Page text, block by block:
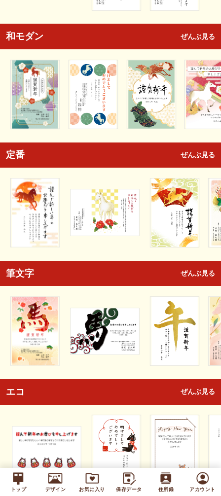
トップ デザイン お気に入り 保存データ 住所録 アカウント
和モダン ぜんぶ見る
定番 ぜんぶ見る
筆文字 ぜんぶ見る
エコ ぜんぶ見る